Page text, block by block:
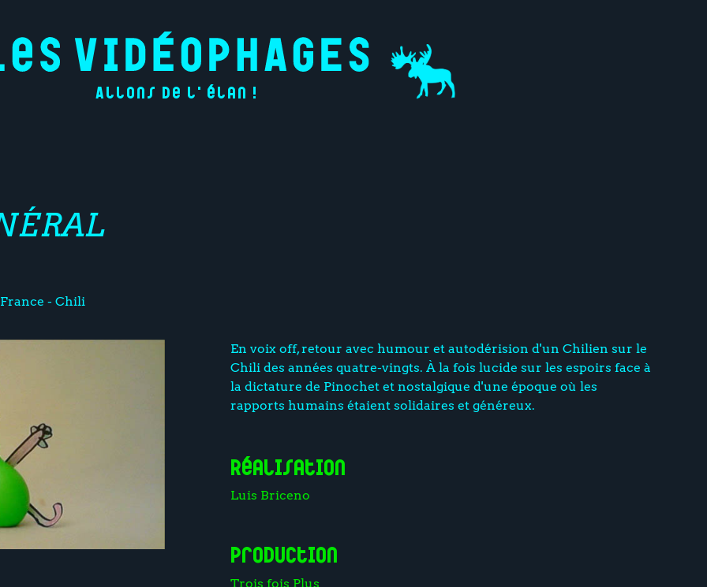
Allons de l'élan !
France - Chili
En voix off, retour avec humour et autodérision d'un Chilien sur le
Chili des années quatre-vingts. À la fois lucide sur les espoirs face à
la dictature de Pinochet et nostalgique d'une époque où les
rapports humains étaient solidaires et généreux.
Réalisation
Luis Briceno
Production
Trois fois Plus